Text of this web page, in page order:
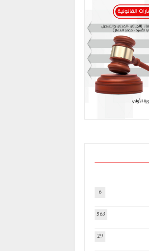
6
563
29